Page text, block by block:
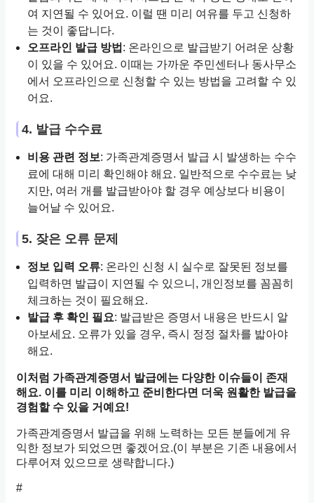
여 지연될 수 있어요. 이럴 땐 미리 여유를 두고 신청하
는 것이 좋답니다.
오프라인 발급 방법 : 온라인으로 발급받기 어려운 상황
이 있을 수 있어요. 이때는 가까운 주민센터나 동사무소
에서 오프라인으로 신청할 수 있는 방법을 고려할 수 있
어요.
4. 발급 수수료
비용 관련 정보: 가족관계증명서 발급 시 발생하는 수수
료에 대해 미리 확인해야 해요. 일반적으로 수수료는 낮
지만, 여러 개를 발급받아야 할 경우 예상보다 비용이
늘어날 수 있어요.
5. 잦은 오류 문제
정보 입력 오류: 온라인 신청 시 실수로 잘못된 정보를
입력하면 발급이 지연될 수 있으니, 개인정보를 꼼꼼히
체크하는 것이 필요해요.
발급 후 확인 필요: 발급받은 증명서 내용은 반드시 알
아보세요. 오류가 있을 경우, 즉시 정정 절차를 밟아야
해요.
이처럼 가족관계증명서 발급에는 다양한 이슈들이 존재
해요. 이를 미리 이해하고 준비한다면 더욱 원활한 발급을
경험할 수 있을 거예요!
가족관계증명서 발급을 위해 노력하는 모든 분들에게 유
익한 정보가 되었으면 좋겠어요.(이 부분은 기존 내용에서
다루어져 있으므로 생략합니다.)
#